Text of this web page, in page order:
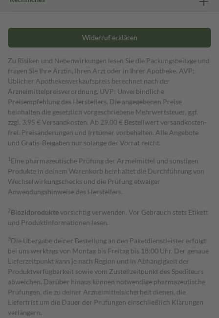
Widerruf erklären
Zu Risiken und Nebenwirkungen lesen Sie die Packungsbeilage und
fragen Sie Ihre Ärztin, Ihren Arzt oder in Ihrer Apotheke. AVP:
Üblicher Apothekenverkaufspreis berechnet nach der
Arzneimittelpreisverordnung. UVP: Unverbindliche
Preisempfehlung des Herstellers. Die angegebenen Preise
beinhalten die gesetzlich vorgeschriebene Mehrwertsteuer, ggf.
zzgl. 3,95 € Versandkosten. Ab 29,00 € Bestell­wert versand­kosten­
frei. Preisänderungen und Irrtümer vorbehalten. Alle Angebote
und Gratis-Beigaben nur solange der Vorrat reicht.
1 Eine pharmazeutische Prüfung der Arzneimittel und sonstigen
Produkte in deinem Warenkorb beinhaltet die Durchführung von
Wechselwirkungschecks und die Prüfung etwaiger
Anwendungshinweise des Herstellers.
2Biozidproduktevorsichtig verwenden. Vor Gebrauch stets Etikett
und Produktinformationen lesen.
3Die Übergabe deiner Bestellung an den Paketdienstleister erfolgt
bei uns werktags von Montag bis Freitag bis 18:00 Uhr. Der genaue
Lieferzeitpunkt kann je nach Region und in Abhängigkeit der
Produktverfügbarkeit sowie vom Zustellzeitpunkt des Spediteurs
abweichen. Darüber hinaus können notwendige pharmazeutische
Prüfungen, die zu deiner Arzneimittelsicherheit dienen, die
Lieferfrist um die Dauer der Prüfungen einschließlich Klärungen
verlängern.